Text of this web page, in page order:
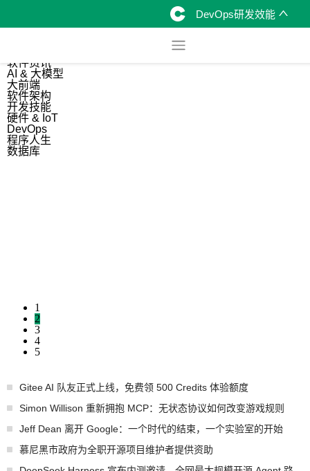
DevOps研发效能
软件资讯
AI & 大模型
大前端
软件架构
开发技能
硬件 & IoT
DevOps
程序人生
数据库
1
2
3
4
5
Gitee AI 队友正式上线，免费领 500 Credits 体验额度
Simon Willison 重新拥抱 MCP：无状态协议如何改变游戏规则
Jeff Dean 离开 Google：一个时代的结束，一个实验室的开始
慕尼黑市政府为全职开源项目维护者提供资助